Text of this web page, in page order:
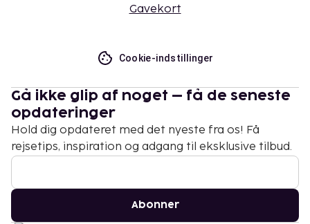
Gavekort
Cookie-indstillinger
Gå ikke glip af noget – få de seneste
opdateringer
Hold dig opdateret med det nyeste fra os! Få
rejsetips, inspiration og adgang til eksklusive tilbud.
Abonner